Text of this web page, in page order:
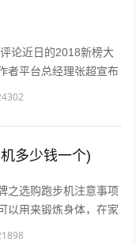
论近日的2018新榜大
者平台总经理张超宣布
级。升级后，平台将支
多少钱一个)
之选购跑步机注意事项
以用来锻炼身体，在家
不少。近日，张继科的